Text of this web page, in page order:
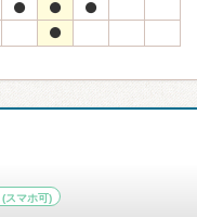
(スマホ可)